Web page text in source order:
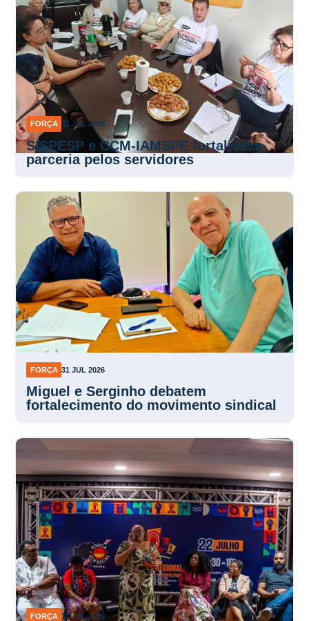
FORÇA 31 JUL 2026
SISPESP e CCM-IAMSPE fortalecem
parceria pelos servidores
FORÇA 31 JUL 2026
Miguel e Serginho debatem
fortalecimento do movimento sindical
FORÇA 31 JUL 2026